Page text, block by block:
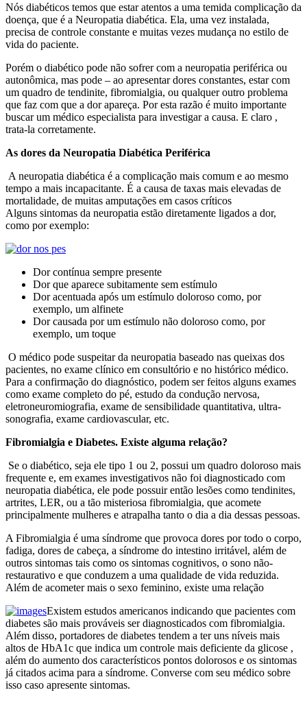
Nós diabéticos temos que estar atentos a uma temida complicação da
doença, que é a Neuropatia diabética. Ela, uma vez instalada,
precisa de controle constante e muitas vezes mudança no estilo de
vida do paciente.
Porém o diabético pode não sofrer com a neuropatia periférica ou
autonômica, mas pode – ao apresentar dores constantes, estar com
um quadro de tendinite, fibromialgia, ou qualquer outro problema
que faz com que a dor apareça. Por esta razão é muito importante
buscar um médico especialista para investigar a causa. E claro ,
trata-la corretamente.
As dores da Neuropatia Diabética Periférica
A neuropatia diabética é a complicação mais comum e ao mesmo
tempo a mais incapacitante. É a causa de taxas mais elevadas de
mortalidade, de muitas amputações em casos críticos
Alguns sintomas da neuropatia estão diretamente ligados a dor,
como por exemplo:
Dor contínua sempre presente
Dor que aparece subitamente sem estímulo
Dor acentuada após um estímulo doloroso como, por
exemplo, um alfinete
Dor causada por um estímulo não doloroso como, por
exemplo, um toque
O médico pode suspeitar da neuropatia baseado nas queixas dos
pacientes, no exame clínico em consultório e no histórico médico.
Para a confirmação do diagnóstico, podem ser feitos alguns exames
como exame completo do pé, estudo da condução nervosa,
eletroneuromiografia, exame de sensibilidade quantitativa, ultra-
sonografia, exame cardiovascular, etc.
Fibromialgia e Diabetes. Existe alguma relação?
Se o diabético, seja ele tipo 1 ou 2, possui um quadro doloroso mais
frequente e, em exames investigativos não foi diagnosticado com
neuropatia diabética, ele pode possuir então lesões como tendinites,
artrites, LER, ou a tão misteriosa fibromialgia, que acomete
principalmente mulheres e atrapalha tanto o dia a dia dessas pessoas.
A Fibromialgia é uma síndrome que provoca dores por todo o corpo,
fadiga, dores de cabeça, a síndrome do intestino irritável, além de
outros sintomas tais como os sintomas cognitivos, o sono não-
restaurativo e que conduzem a uma qualidade de vida reduzida.
Além de acometer mais o sexo feminino, existe uma relação
Existem estudos americanos indicando que pacientes com
diabetes são mais prováveis ser diagnosticados com fibromialgia.
Além disso, portadores de diabetes tendem a ter uns níveis mais
altos de HbA1c que indica um controle mais deficiente da glicose ,
além do aumento dos característicos pontos dolorosos e os sintomas
já citados acima para a síndrome. Converse com seu médico sobre
isso caso apresente sintomas.